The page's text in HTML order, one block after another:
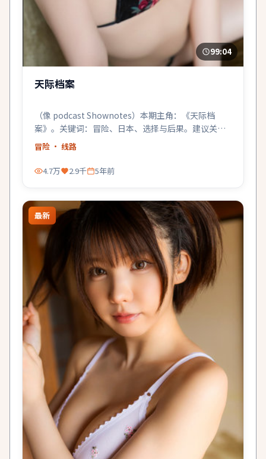
99:04
天际档案
（像 podcast Shownotes）本期主角：《天际档
案》。关键词：冒险、日本、选择与后果。建议关灯
戴耳机。
冒险 · 线路
4.7万 2.9千 5年前
最新